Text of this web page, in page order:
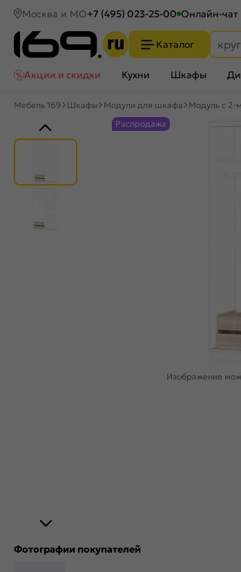
Москва и МО+7 (495) 023-25-00 Онлайн-чат
Каталог
Акции и скидки
Кухни Шкафы
Мебель 169 Шкафы Модули для шкафа
Модуль с 2-
Распродажа
Изображение
Фотографии покупателей